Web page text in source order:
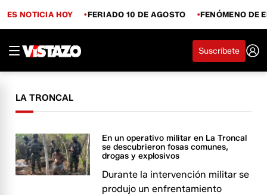
ES NOTICIA HOY FERIADO 10 DE AGOSTO FENÓMENO DE
Suscríbete
LA TRONCAL
En un operativo militar en La Troncal
se descubrieron fosas comunes,
drogas y explosivos
Durante la intervención militar se
produjo un enfrentamiento